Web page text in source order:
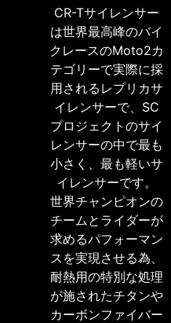
CR-Tサイレンサー
は世界最高峰のバイ
クレースのMoto2カ
テゴリーで実際に採
用されるレプリカサ
イレンサーで、SC
プロジェクトのサイ
レンサーの中で最も
小さく、最も軽いサ
イレンサーです。
世界チャンピオンの
チームとライダーが
求めるパフォーマン
スを実現させる為、
耐熱用の特別な処理
が施されたチタンや
カーボンファイバー